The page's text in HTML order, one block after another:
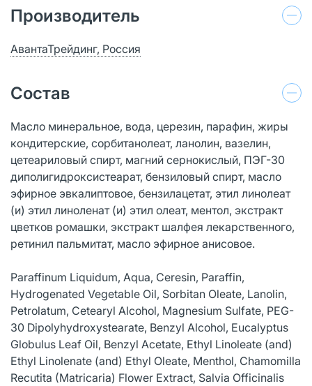
Производитель
АвантаТрейдинг, Россия
Состав
Масло минеральное, вода, церезин, парафин, жиры
кондитерские, сорбитанолеат, ланолин, вазелин,
цетеариловый спирт, магний сернокислый, ПЭГ-30
диполигидроксистеарат, бензиловый спирт, масло
эфирное эвкалиптовое, бензилацетат, этил линолеат
(и) этил линоленат (и) этил олеат, ментол, экстракт
цветков ромашки, экстракт шалфея лекарственного,
ретинил пальмитат, масло эфирное анисовое.
Paraffinum Liquidum, Aqua, Ceresin, Paraffin,
Hydrogenated Vegetable Oil, Sorbitan Oleate, Lanolin,
Petrolatum, Cetearyl Alcohol, Magnesium Sulfate, PEG-
30 Dipolyhydroxystearate, Benzyl Alcohol, Eucalyptus
Globulus Leaf Oil, Benzyl Acetate, Ethyl Linoleate (and)
Ethyl Linolenate (and) Ethyl Oleate, Menthol, Chamomilla
Recutita (Matricaria) Flower Extract, Salvia Officinalis